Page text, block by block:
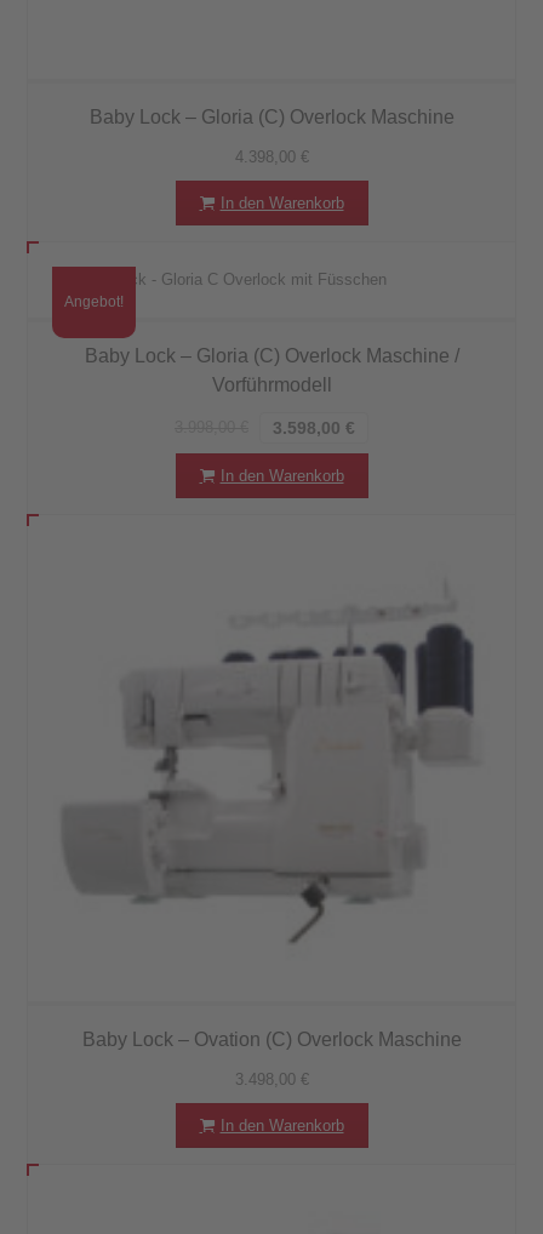
Baby Lock – Gloria (C) Overlock Maschine
4.398,00 €
In den Warenkorb
Angebot!
Baby Lock – Gloria (C) Overlock Maschine /
Vorführmodell
3.598,00 €
In den Warenkorb
Baby Lock – Ovation (C) Overlock Maschine
3.498,00 €
In den Warenkorb